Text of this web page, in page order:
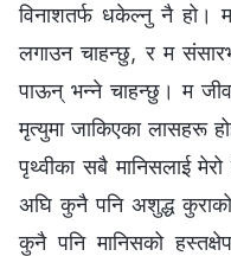
विनाशतर्फ धकेल्नु नै हो। म
लगाउन चाहन्छु, र म
पाऊन् भन्‍ने चाहन्छु। म
मृत्युमा जाकिएका लासहरू
पृथ्वीका सबै मानिसलाई
अघि कुनै पनि अशुद्ध
कुनै पनि मानिसको